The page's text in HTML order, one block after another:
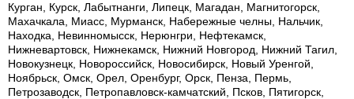
Курган, Курск, Лабытнанги, Липецк, Магадан, Магнитогорск,
Махачкала, Миасс, Мурманск, Набережные челны, Нальчик,
Находка, Невинномысск, Нерюнгри, Нефтекамск,
Нижневартовск, Нижнекамск, Нижний Новгород, Нижний Тагил,
Новокузнецк, Новороссийск, Новосибирск, Новый Уренгой,
Ноябрьск, Омск, Орел, Оренбург, Орск, Пенза, Пермь,
Петрозаводск, Петропавловск-камчатский, Псков, Пятигорск,